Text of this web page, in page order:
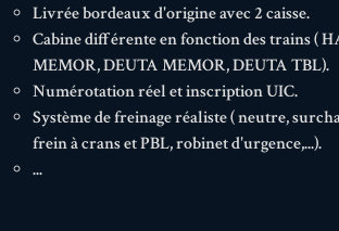
Livrée bordeaux d'origine avec 2 caisse.
Cabine différente en fonction des trains (
MEMOR, DEUTA MEMOR, DEUTA TBL).
Numérotation réel et inscription UIC.
Système de freinage réaliste ( neutre,
frein à crans et PBL, robinet d'urgence,...).
...